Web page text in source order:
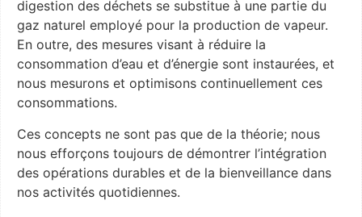
digestion des déchets se substitue à une partie du
gaz naturel employé pour la production de vapeur.
En outre, des mesures visant à réduire la
consommation d’eau et d’énergie sont instaurées, et
nous mesurons et optimisons continuellement ces
consommations.
Ces concepts ne sont pas que de la théorie; nous
nous efforçons toujours de démontrer l’intégration
des opérations durables et de la bienveillance dans
nos activités quotidiennes.